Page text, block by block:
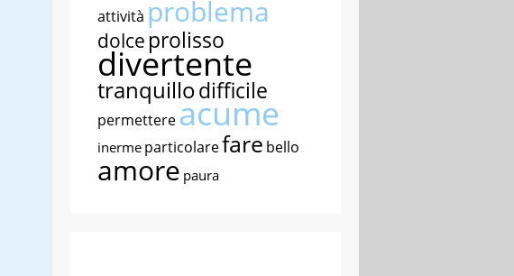
attività problema
dolce prolisso
divertente
tranquillodifficile
permettereacume
inerme particolarefare bello
amore paura